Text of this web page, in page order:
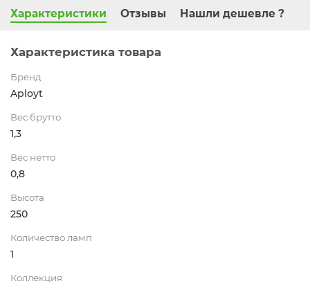
Характеристики Отзывы Нашли дешевле ?
Характеристика товара
Бренд
Aployt
Вес брутто
1,3
Вес нетто
0,8
Высота
250
Количество ламп
1
Коллекция